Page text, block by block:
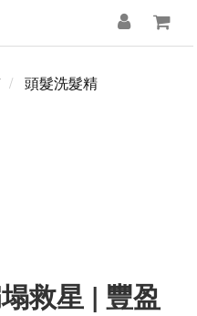
頭髮洗髮精
救星 | 豐盈